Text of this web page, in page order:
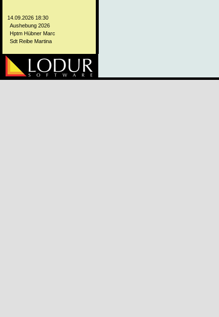
14.09.2026 18:30
Aushebung 2026
Hptm Hübner Marc
Sdt Reibe Martina